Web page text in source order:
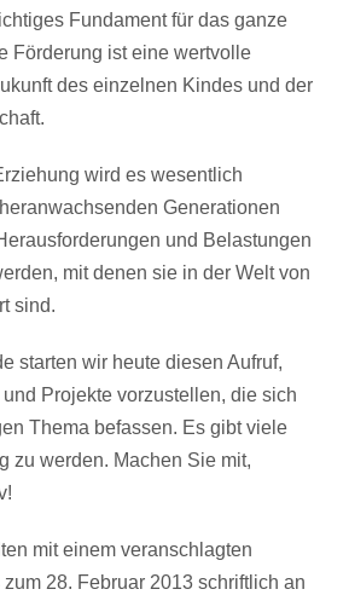
Fundament für das ganze
Förderung ist eine wertvolle
des einzelnen Kindes und der
wird es wesentlich
Generationen
und Belastungen
mit denen sie in der Welt von
sind.
starten wir heute diesen Aufruf,
und Projekte vorzustellen, die sich
Thema befassen. Es gibt viele
zu werden. Machen Sie mit,
mit einem veranschlagten
28. Februar 2013 schriftlich an